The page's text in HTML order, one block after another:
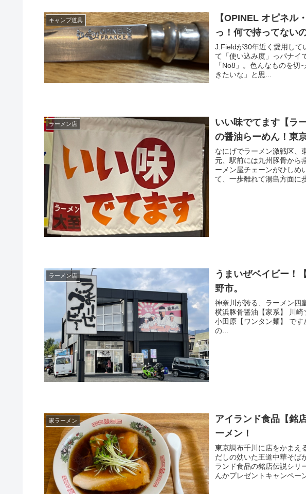
キャンプ道具
【OPINEL オピネル
っ！何で持ってない
J.Fieldが30年近く愛用して
て「使い込み度」っパナイ
「No8」。色んなものを切
きたいな」と思...
ラーメン店
いい味でてます【ラ
の醤油らーめん！東
なにげでラーメン激戦区、
元、駅前には九州豚骨から
ーメン屋チェーンがひしめ
て、一歩離れて湯島方面に
ラーメン店
うまいぜベイビー！
野市。
神奈川が誇る、ラーメン四
横浜豚骨醤油【家系】 川崎
小田原【ワンタン麺】 で
の...
家ラーメン
アイランド食品【銘
ーメン！
東京調布千川に店をかま
だしの効いた王道中華そば
ランド食品の銘店伝説シリ
んかプレゼントキャンペー